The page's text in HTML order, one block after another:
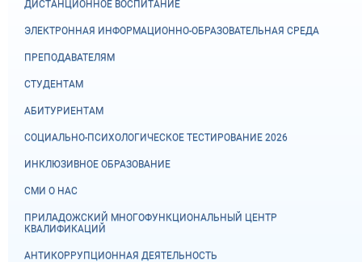
ДИСТАНЦИОННОЕ ВОСПИТАНИЕ
ЭЛЕКТРОННАЯ ИНФОРМАЦИОННО-ОБРАЗОВАТЕЛЬНАЯ СРЕДА
ПРЕПОДАВАТЕЛЯМ
СТУДЕНТАМ
АБИТУРИЕНТАМ
СОЦИАЛЬНО-ПСИХОЛОГИЧЕСКОЕ ТЕСТИРОВАНИЕ 2026
ИНКЛЮЗИВНОЕ ОБРАЗОВАНИЕ
СМИ О НАС
ПРИЛАДОЖСКИЙ МНОГОФУНКЦИОНАЛЬНЫЙ ЦЕНТР
КВАЛИФИКАЦИЙ
АНТИКОРРУПЦИОННАЯ ДЕЯТЕЛЬНОСТЬ